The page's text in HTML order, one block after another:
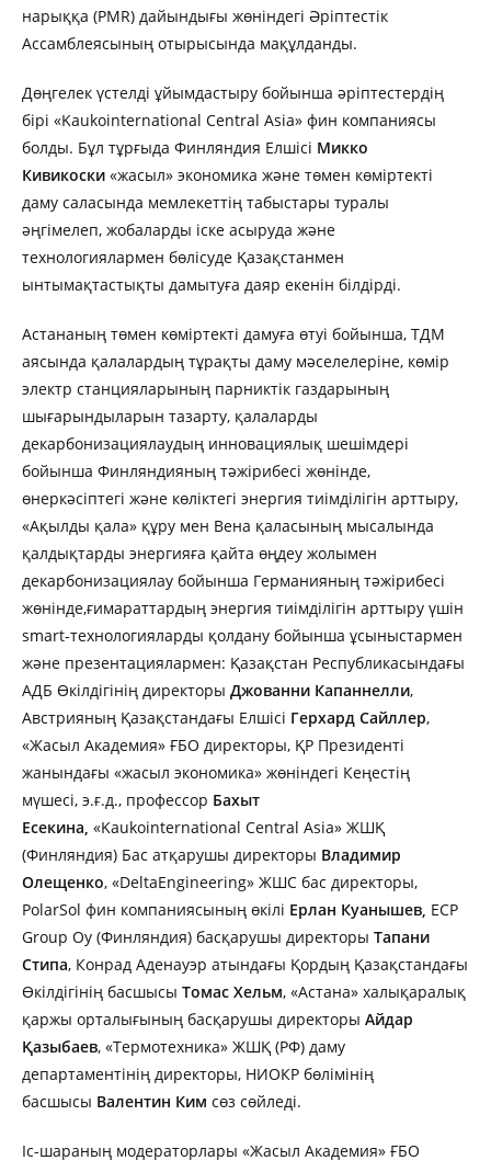
нарыққа (PMR) дайындығы жөніндегі Әріптестік
Ассамблеясының отырысында мақұлданды.
Дөңгелек үстелді ұйымдастыру бойынша әріптестердің
бірі «Kaukointernational Central Asia» фин компаниясы
болды. Бұл тұрғыда Финляндия Елшісі Микко
Кивикоски «жасыл» экономика және төмен көміртекті
даму саласында мемлекеттің табыстары туралы
әңгімелеп, жобаларды іске асыруда және
технологиялармен бөлісуде Қазақстанмен
ынтымақтастықты дамытуға даяр екенін білдірді.
Астананың төмен көміртекті дамуға өтуі бойынша, ТДМ
аясында қалалардың тұрақты даму мәселелеріне, көмір
электр станцияларының парниктік газдарының
шығарындыларын тазарту, қалаларды
декарбонизациялаудың инновациялық шешімдері
бойынша Финляндияның тәжірибесі жөнінде,
өнеркәсіптегі және көліктегі энергия тиімділігін арттыру,
«Ақылды қала» құру мен Вена қаласының мысалында
қалдықтарды энергияға қайта өңдеу жолымен
декарбонизациялау бойынша Германияның тәжірибесі
жөнінде,ғимараттардың энергия тиімділігін арттыру үшін
smart-технологияларды қолдану бойынша ұсыныстармен
және презентациялармен: Қазақстан Республикасындағы
АДБ Өкілдігінің директоры Джованни Капаннелли,
Австрияның Қазақстандағы Елшісі Герхард Сайллер,
«Жасыл Академия» ҒБО директоры, ҚР Президенті
жанындағы «жасыл экономика» жөніндегі Кеңестің
мүшесі, э.ғ.д., профессор Бахыт
Есекина, «Kaukointernational Central Asia» ЖШҚ
(Финляндия) Бас атқарушы директоры Владимир
Олещенко, «DeltaEngineering» ЖШС бас директоры,
PolarSol фин компаниясының өкілі Ерлан Куанышев, ECP
Group Oy (Финляндия) басқарушы директоры Тапани
Стипа, Конрад Аденауэр атындағы Қордың Қазақстандағы
Өкілдігінің басшысы Томас Хельм, «Астана» халықаралық
қаржы орталығының басқарушы директоры Айдар
Қазыбаев, «Термотехника» ЖШҚ (РФ) даму
департаментінің директоры, НИОКР бөлімінің
басшысы Валентин Ким сөз сөйледі.
Іс-шараның модераторлары «Жасыл Академия» ҒБО